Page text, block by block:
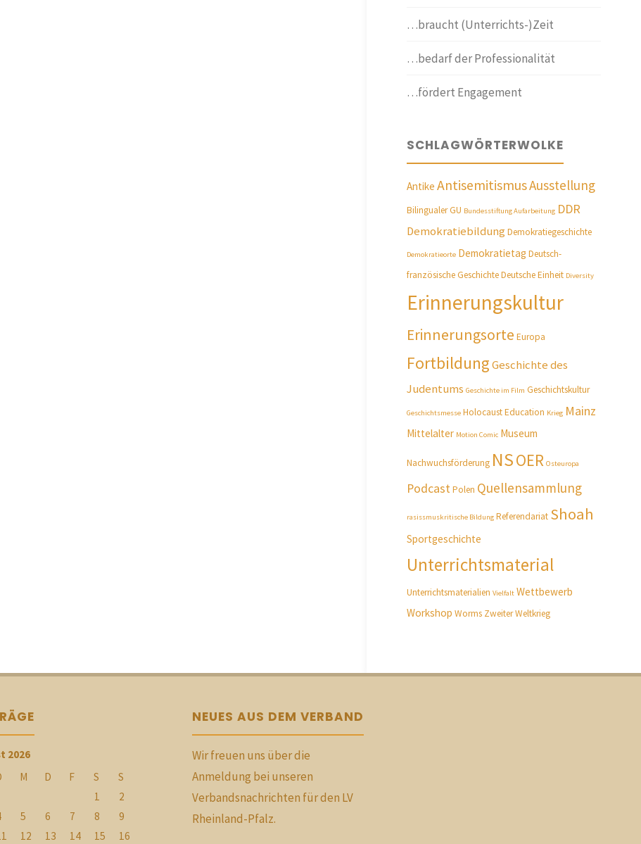
…braucht (Unterrichts-)Zeit
…bedarf der Professionalität
…fördert Engagement
SCHLAGWÖRTERWOLKE
Antike AntisemitismusAusstellung
Bilingualer GU Bundesstiftung Aufarbeitung DDR
Demokratiebildung Demokratiegeschichte
Demokratieorte Demokratietag Deutsch-
französische GeschichteDeutsche Einheit Diversity
Erinnerungskultur
Erinnerungsorte Europa
Fortbildung Geschichte des
Judentums Geschichte im Film Geschichtskultur
Geschichtsmesse Holocaust Education Krieg Mainz
Mittelalter Motion Comic Museum
Nachwuchsförderung NSOER Osteuropa
PodcastPolen Quellensammlung
rasissmuskritische Bildung Referendariat Shoah
Sportgeschichte
Unterrichtsmaterial
Unterrichtsmaterialien Vielfalt Wettbewerb
Workshop Worms Zweiter Weltkrieg
2026
M D F S
S
1
2
5 6 7 8
9
12 13 14 15 16
NEUES AUS DEM VERBAND
Wir freuen uns über die
Anmeldung bei unseren
Verbandsnachrichten für den LV
Rheinland-Pfalz.